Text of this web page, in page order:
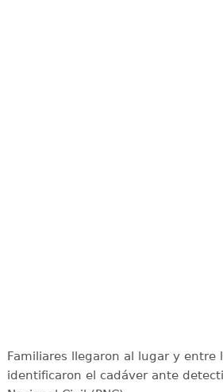
Familiares llegaron al lugar y entre
identificaron el cadáver ante